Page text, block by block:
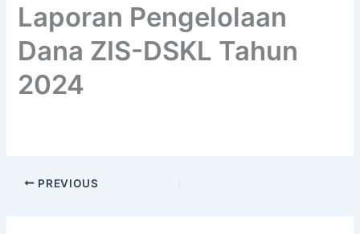
Laporan Pengelolaan
Dana ZIS-DSKL Tahun
2024
PREVIOUS